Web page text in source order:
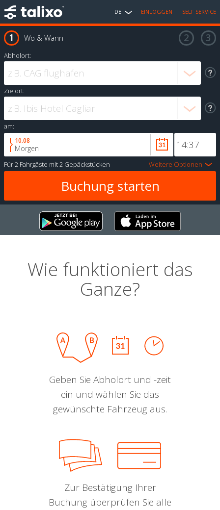
DE EINLOGGEN SELF SERVICE
Wo & Wann
Abholort:
Zielort:
am:
10.08
Morgen
Für2 Fahrgäste mit2 Gepäckstücken Weitere Optionen
Wie funktioniert das
Ganze?
Geben Sie Abholort und -zeit
ein und wählen Sie das
gewünschte Fahrzeug aus.
Zur Bestätigung Ihrer
Buchung überprüfen Sie alle